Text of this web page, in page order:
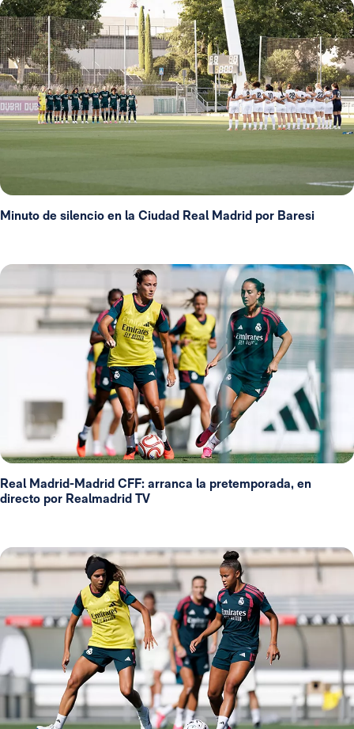
Minuto de silencio en la Ciudad Real Madrid por Baresi
Real Madrid-Madrid CFF: arranca la pretemporada, en
directo por Realmadrid TV